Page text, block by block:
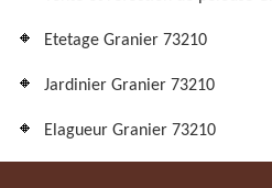
Etetage Granier 73210
Jardinier Granier 73210
Elagueur Granier 73210